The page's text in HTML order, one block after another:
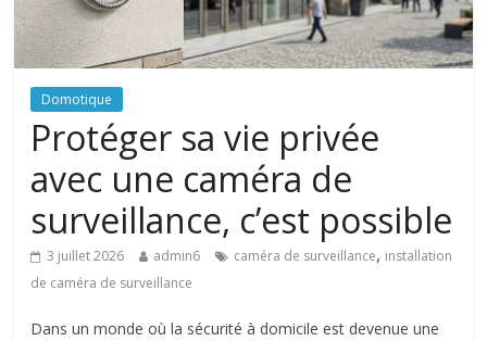
Domotique
Protéger sa vie privée
avec une caméra de
surveillance, c’est possible
3 juillet 2026 admin6 caméra de surveillance, installation
de caméra de surveillance
Dans un monde où la sécurité à domicile est devenue une